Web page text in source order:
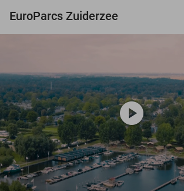
EuroParcs Zuiderzee
play_circle